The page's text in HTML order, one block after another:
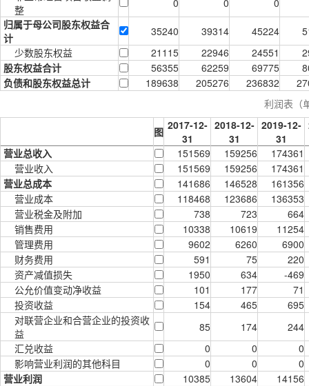
整
0 0
0
归属于母公司股东权益合
计
35240 39314 45224
少数股东权益
21115 22946 24551
股东权益合计
56355 62259 69775
负债和股东权益总计
189638 205276 236832
利润表（
图 2017-12-
31
2018-12-
31
2019-12-
31
营业总收入 151569 159256
174361
营业收入
151569 159256
174361
营业总成本
141686 146528
161356
营业成本
118468 123686
136353
营业税金及附加
738 723
664
销售费用
10338 10619
11254
管理费用
9602 6260
6900
财务费用
591 75
220
资产减值损失
1950 634
-469
公允价值变动净收益
101 177
71
投资收益
154 465
695
对联营企业和合营企业的投资收
益
85 174
244
汇兑收益
0 0
0
影响营业利润的其他科目
0 0
0
营业利润
10385 13604
14156